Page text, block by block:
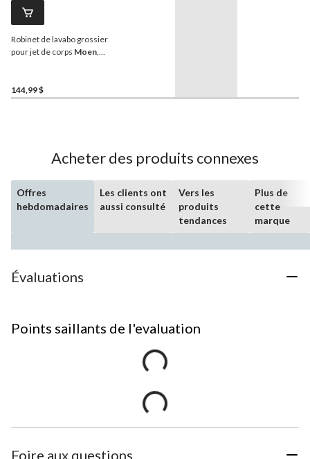
Robinet de lavabo grossier
pour jet de corps Moen,
144,99 $
Acheter des produits connexes
Offres
hebdomadaires
Les clients ont
aussi consulté
Vers les
produits
tendances
Plus de
cette
marque
Évaluations
Points saillants de l'evaluation
Foire aux questions